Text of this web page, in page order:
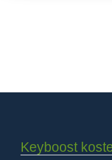
Keyboost